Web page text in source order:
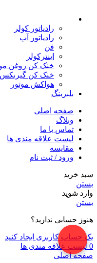
رادیاتور کولر
رادیاتور آب
فن
اینترکولر
خنک کن روغن
خنک کن گیربکس
هواکش موتور
بلبرینگ
صفحه اصلی
وبلاگ
تماس با ما
لیست علاقه مندی ها
مقایسه
ورود / ثبت نام
سبد خرید
بستن
وارد شوید
بستن
هنوز حسابی ندارید؟
یک حساب کاربری ایجاد کنید
0 لیست علاقه مندی ها
صفحه اصلی